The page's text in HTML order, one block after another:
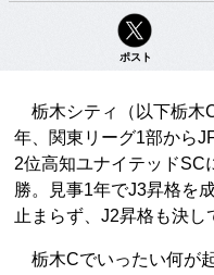
ポスト
栃木シティ（以下栃木
年、関東リーグ1部から
2位高知ユナイテッドSC
勝。見事1年でJ3昇格を
止まらず、J2昇格も決し
栃木Cでいったい何が